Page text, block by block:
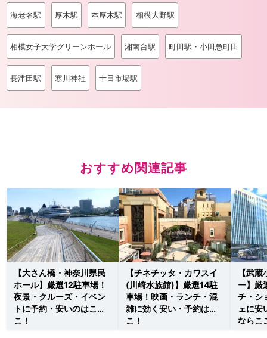
海老名駅 厚木駅 本厚木駅 相模大野駅
相模女子大学グリーンホール 湘南台駅 町田駅・小田急町田
長津田駅 寒川神社 十日市場駅
おすすめ関連記事
【大さん橋・神奈川県民
ホール】厳選12駐車場！
夜景・クルーズ・イベン
トに予約・安いのはこ
こ！
【チネチッタ・カワスイ
(川崎水族館)】厳選14駐
車場！映画・ランチ・混
雑に効く安い・予約はこ
こ！
【武
ー】厳
チ・シ
ェに安
ならこ